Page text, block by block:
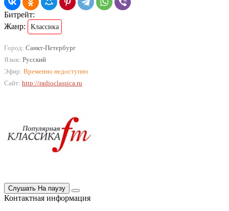
Битрейт:
Жанр:
Классика
Город: Санкт-Петербург
Язык: Русский
Эфир: Временно недоступно
Сайт: http://radioclassica.ru
Слушать На паузу
Контактная информация